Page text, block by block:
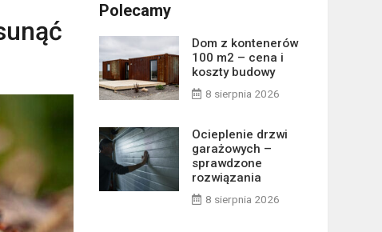
Polecamy
Dom z kontenerów
100 m2 – cena i
koszty budowy
8 sierpnia 2026
Ocieplenie drzwi
garażowych –
sprawdzone
rozwiązania
8 sierpnia 2026